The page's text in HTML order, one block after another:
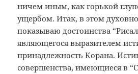
ничем иным, как горькой
ущербом. Итак, в этом
показываю достоинства
являющегося выразителем
принадлежность Корана.
совершенства, имеющиеся в